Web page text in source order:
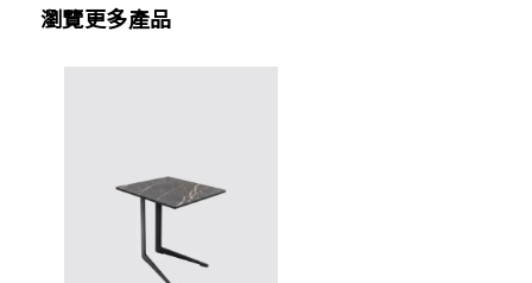
瀏覽更多產品